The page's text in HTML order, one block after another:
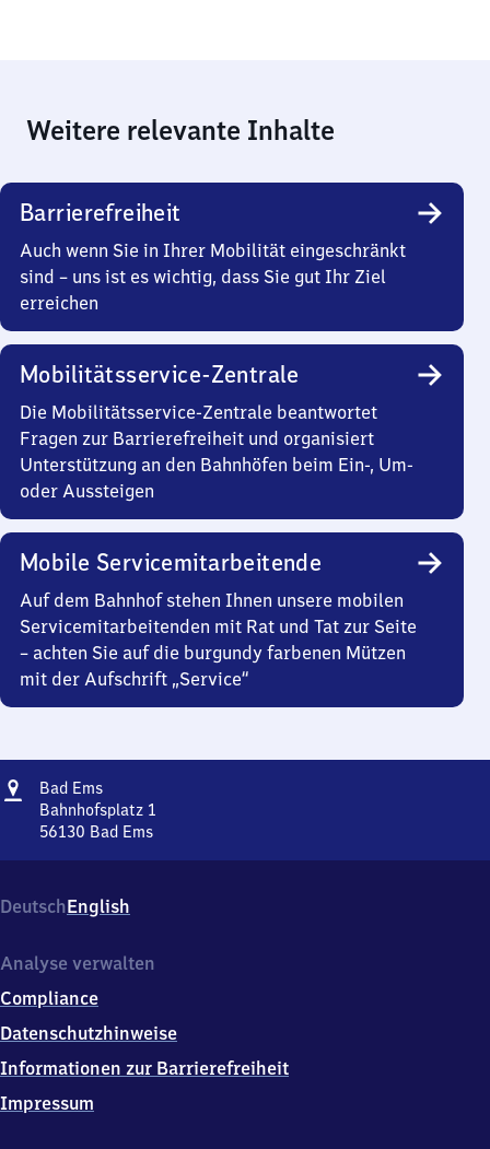
Weitere relevante Inhalte
Barrierefreiheit
Auch wenn Sie in Ihrer Mobilität eingeschränkt
sind – uns ist es wichtig, dass Sie gut Ihr Ziel
erreichen
Mobilitätsservice-Zentrale
Die Mobilitätsservice-Zentrale beantwortet
Fragen zur Barrierefreiheit und organisiert
Unterstützung an den Bahnhöfen beim Ein-, Um-
oder Aussteigen
Mobile Servicemitarbeitende
Auf dem Bahnhof stehen Ihnen unsere mobilen
Servicemitarbeitenden mit Rat und Tat zur Seite
– achten Sie auf die burgundy farbenen Mützen
mit der Aufschrift „Service“
Adresse
Bad EmsBa​
d
Ems
Bahnhofsplatz 1
56130 Bad Ems
Ems,
Bahnhofsplatz
5
1
3
Bad
Ems
DeutschEnglish
Analyse verwalten
Compliance
Datenschutzhinweise
Informationen zur Barrierefreiheit
Impressum